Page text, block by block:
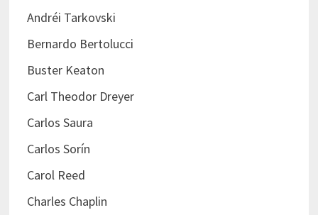
Andréi Tarkovski
Bernardo Bertolucci
Buster Keaton
Carl Theodor Dreyer
Carlos Saura
Carlos Sorín
Carol Reed
Charles Chaplin